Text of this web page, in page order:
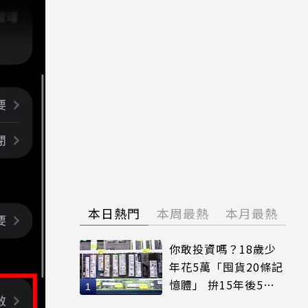
本日熱門 本周最熱 本月最熱
你敢投資嗎？18歲少
年花5萬「囤貨20條記
憶體」 拚15年後5倍